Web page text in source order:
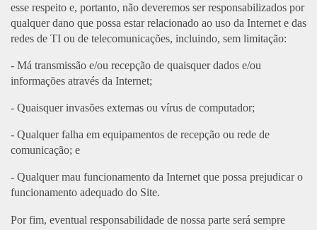
esse respeito e, portanto, não deveremos ser responsabilizados por
qualquer dano que possa estar relacionado ao uso da Internet e das
redes de TI ou de telecomunicações, incluindo, sem limitação:
- Má transmissão e/ou recepção de quaisquer dados e/ou
informações através da Internet;
- Quaisquer invasões externas ou vírus de computador;
- Qualquer falha em equipamentos de recepção ou rede de
comunicação; e
- Qualquer mau funcionamento da Internet que possa prejudicar o
funcionamento adequado do Site.
Por fim, eventual responsabilidade de nossa parte será sempre